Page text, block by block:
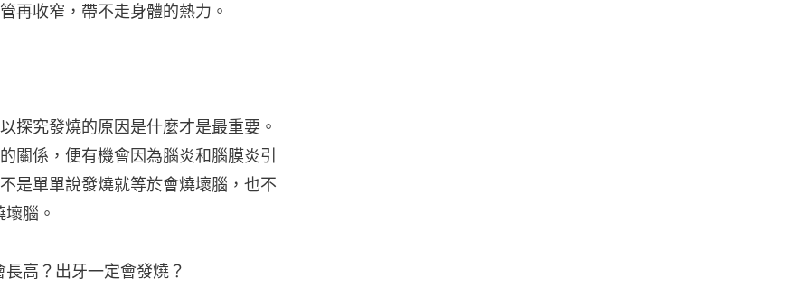
再收窄，帶不走身體的熱力。
探究發燒的原因是什麼才是最重要。
關係，便有機會因為腦炎和腦膜炎引
是單單說發燒就等於會燒壞腦，也不
腦。
高？出牙一定會發燒？